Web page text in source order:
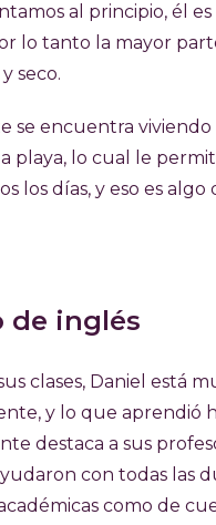
al principio, él
lo tanto la mayor
seco.
se encuentra viviendo
playa, lo cual le
los días, y eso es
de inglés
clases, Daniel está
y lo que aprendió
destaca a sus
con todas las
como de